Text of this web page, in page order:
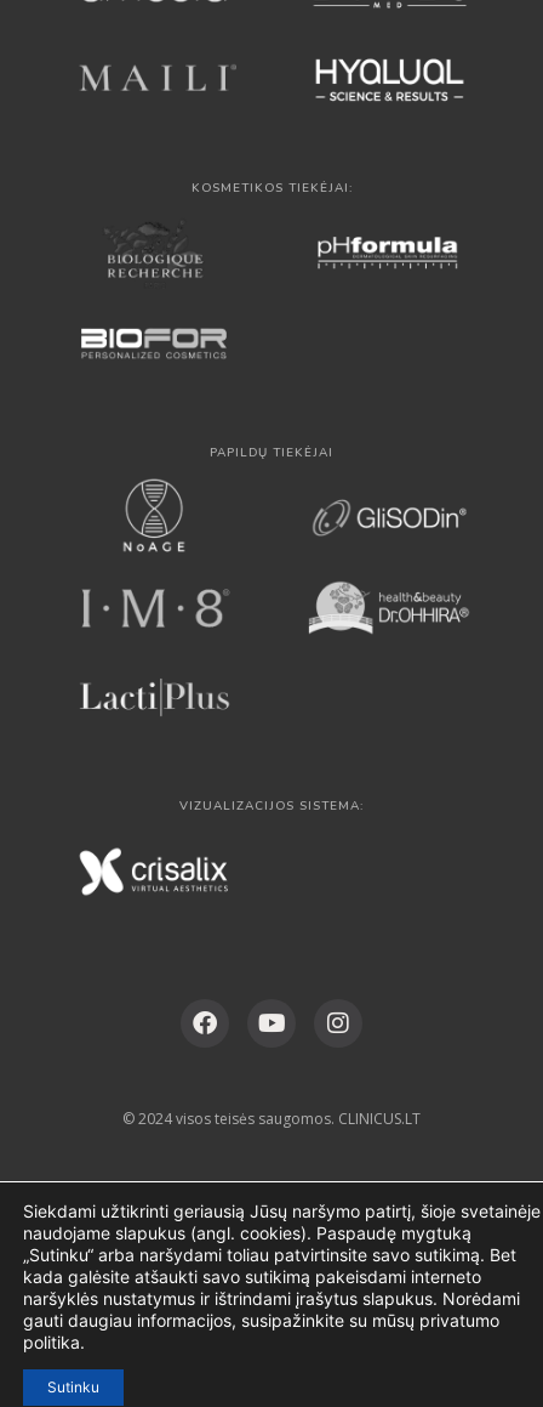
KOSMETIKOS TIEKĖJAI:
PAPILDŲ TIEKĖJAI
VIZUALIZACIJOS SISTEMA:
© 2024 visos teisės saugomos. CLINICUS.LT
Siekdami užtikrinti geriausią Jūsų naršymo patirtį, šioje svetainėje
naudojame slapukus (angl. cookies). Paspaudę mygtuką
„Sutinku“ arba naršydami toliau patvirtinsite savo sutikimą. Bet
kada galėsite atšaukti savo sutikimą pakeisdami interneto
naršyklės nustatymus ir ištrindami įrašytus slapukus. Norėdami
gauti daugiau informacijos, susipažinkite su mūsų privatumo
politika.
Sutinku